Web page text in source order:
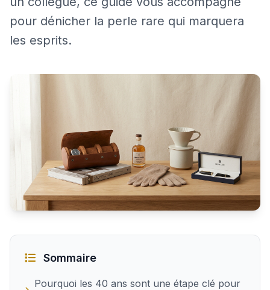
pour dénicher la perle rare qui marquera
les esprits.
Sommaire
Pourquoi les 40 ans sont une étape clé pour